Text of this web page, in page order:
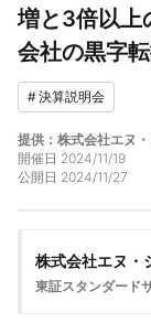
増と3倍以
会社の黒字
#決算説明会
提供：株式会社エヌ
開催日 2024/11/19
公開日 2024/11/27
株式会社エヌ・
東証スタンダード